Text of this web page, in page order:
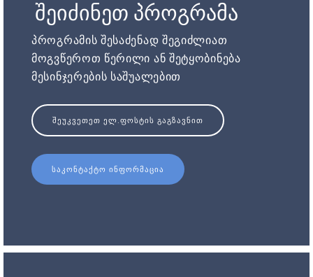
შეიძინეთ პროგრამა
პროგრამის შესაძენად შეგიძლიათ
მოგვწეროთ წერილი ან შეტყობინება
მესინჯერების საშუალებით
ᲨᲔᲣᲙᲕᲔᲗᲔᲗ ᲔᲚ.ᲤᲝᲡᲢᲘᲡ ᲒᲐᲒᲖᲐᲕᲜᲘᲗ
ᲡᲐᲙᲝᲜᲢᲐᲥᲢᲝ ᲘᲜᲤᲝᲠᲛᲐᲪᲘᲐ